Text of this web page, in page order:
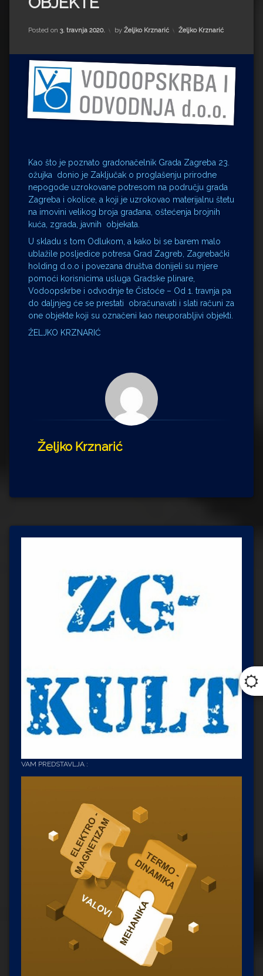
Impressum
Milenko Strižak
Drugi autori
Drugi autori
Matea Andrić
Ljiljana Lekanić-Kljaić
Željko Krznarić
Miroslav Šantek
Posted on 3. travnja 2020. by Željko Krznarić Kategorije:
Željko Krznarić
Kao što je poznato gradonačelnik Grada Zagreba 23.
ožujka donio je Zaključak o proglašenju prirodne
nepogode uzrokovane potresom na području grada
Zagreba i okolice, a koji je uzrokovao materijalnu štetu
na imovini velikog broja građana, oštećenja brojnih
kuća, zgrada, javnih objekata.
U skladu s tom Odlukom, a kako bi se barem malo
ublažile posljedice potresa Grad Zagreb, Zagrebački
holding d.o.o i povezana društva donijeli su mjere
pomoći korisnicima usluga Gradske plinare,
Vodoopskrbe i odvodnje te Čistoće – Od 1. travnja pa
do daljnjeg će se prestati obračunavati i slati računi za
one objekte koji su označeni kao neuporabljivi objekti.
ŽELJKO KRZNARIĆ
Željko Krznarić
VAM PREDSTAVLJA :